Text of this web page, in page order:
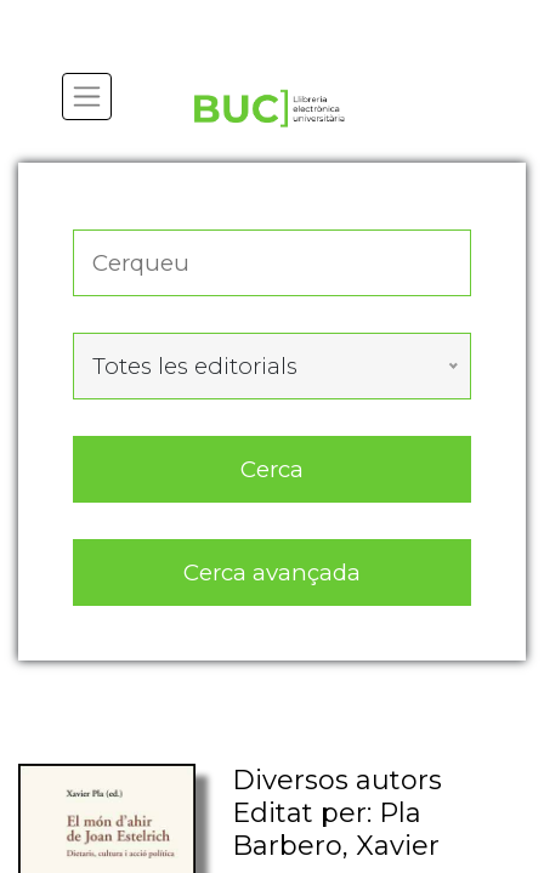
Totes les editorials
Cerca
Cerca avançada
Diversos autors
Editat per: Pla
Barbero, Xavier